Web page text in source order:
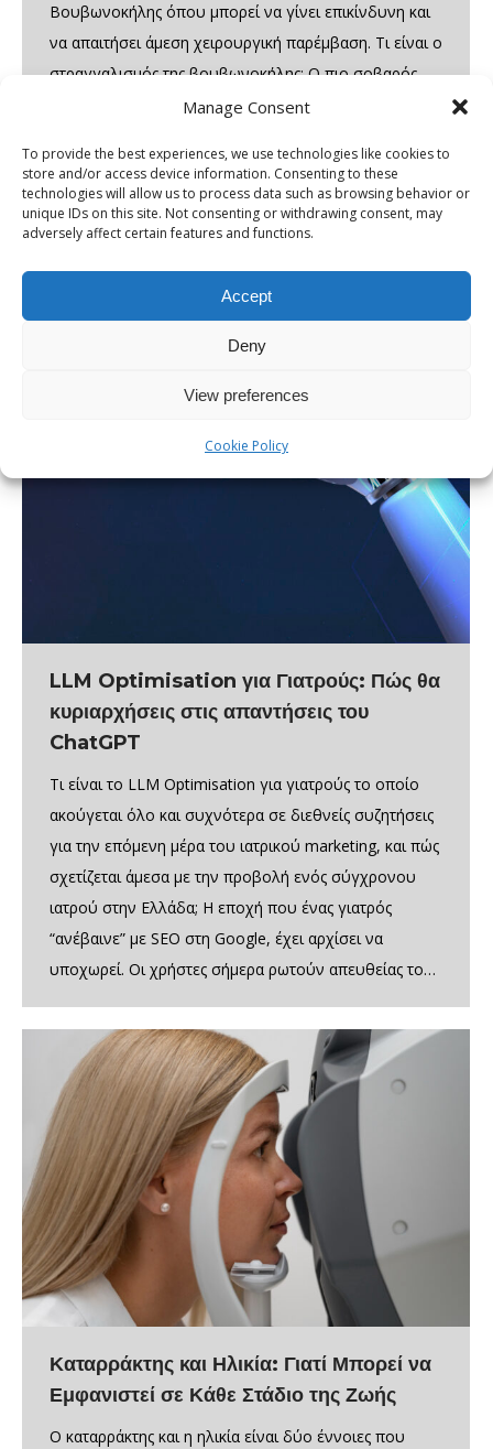
Manage Consent
To provide the best experiences, we use technologies like cookies to
store and/or access device information. Consenting to these
technologies will allow us to process data such as browsing behavior or
unique IDs on this site. Not consenting or withdrawing consent, may
adversely affect certain features and functions.
Accept
Deny
View preferences
Cookie Policy
Βουβωνοκήλης όπου μπορεί να γίνει επικίνδυνη και
να απαιτήσει άμεση χειρουργική παρέμβαση. Τι είναι ο
στραγγαλισμός της βουβωνοκήλης; Ο πιο σοβαρός
κίνδυνος που συνδέεται με τη βουβωνοκήλη είναι ο
LLM Optimisation για Γιατρούς: Πώς θα
κυριαρχήσεις στις απαντήσεις του
ChatGPT
Τι είναι το LLM Optimisation για γιατρούς το οποίο
ακούγεται όλο και συχνότερα σε διεθνείς συζητήσεις
για την επόμενη μέρα του ιατρικού marketing, και πώς
σχετίζεται άμεσα με την προβολή ενός σύγχρονου
ιατρού στην Ελλάδα; Η εποχή που ένας γιατρός
“ανέβαινε” με SEO στη Google, έχει αρχίσει να
υποχωρεί. Οι χρήστες σήμερα ρωτούν απευθείας το…
Καταρράκτης και Ηλικία: Γιατί Μπορεί να
Εμφανιστεί σε Κάθε Στάδιο της Ζωής
Ο καταρράκτης και η ηλικία είναι δύο έννοιες που